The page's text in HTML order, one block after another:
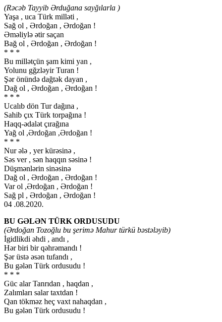
(Rəcəb Tayyib Ərduğana sayğılarla )
Yaşa , uca Türk milləti ,
Sağ ol , Ərdoğan , Ərdoğan !
Əməliylə ətir saçan
Bağ ol , Ərdoğan , Ərdoğan !
* * *
Bu millətçün şam kimi yan ,
Yolunu gğzləyir Turan !
Şər önündə dağtək dayan ,
Dağ ol , Ərdoğan , Ərdoğan !
* * *
Ucalıb dön Tur dağına ,
Sahib çıx Türk torpağına !
Haqq-ədalət çırağına
Yağ ol ,Ərdoğan ,Ərdoğan !
* * *
Nur ələ , yer kürəsinə ,
Səs ver , sən haqqın səsinə !
Düşmənlərin sinəsinə
Dağ ol , Ərdoğan , Ərdoğan !
Var ol ,Ərdoğan , Ərdoğan !
Sağ pl , Ərdoğan , Ərdoğan !
04 .08.2020.
BU GƏLƏN TÜRK ORDUSUDU
(Ərdoğan Tozoğlu bu şerimə Mahur türkü bəstələyib)
İgidlikdi əhdi , andı ,
Hər biri bir qəhrəmandı !
Şər üstə əsən tufandı ,
Bu gələn Türk ordusudu !
* * *
Güc alar Tanrıdan , haqdan ,
Zalımları salar taxtdan !
Qan tökməz heç vaxt nahaqdan ,
Bu gələn Türk ordusudu !